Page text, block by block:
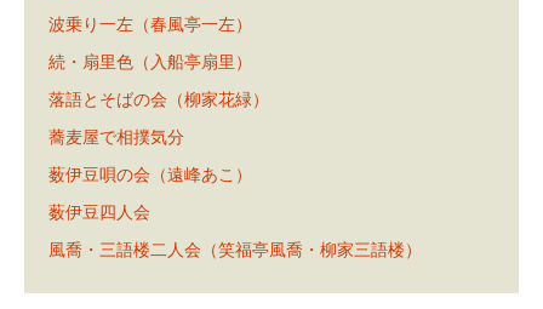
波乗り一左（春風亭一左）
続・扇里色（入船亭扇里）
落語とそばの会（柳家花緑）
蕎麦屋で相撲気分
薮伊豆唄の会（遠峰あこ）
薮伊豆四人会
風喬・三語楼二人会（笑福亭風喬・柳家三語楼）